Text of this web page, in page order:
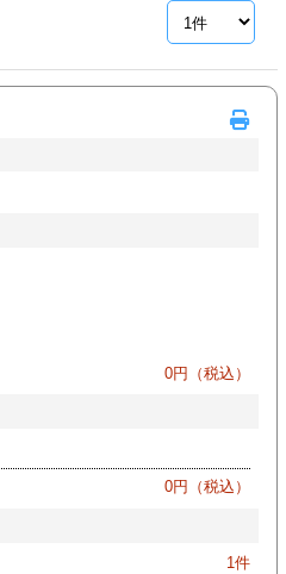
0円（税込）
0円（税込）
1件